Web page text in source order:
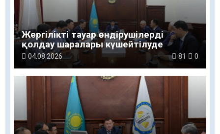
Жергілікті тауар өндірушілерді
қолдау шаралары күшейтілуде
04.08.2026 81 0